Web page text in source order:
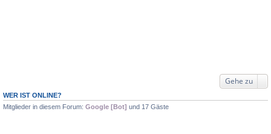
Gehe zu
WER IST ONLINE?
Mitglieder in diesem Forum: Google [Bot] und 17 Gäste